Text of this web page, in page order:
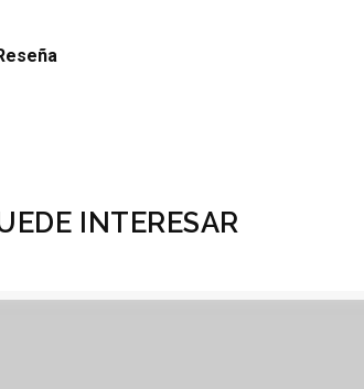
INTERESAR